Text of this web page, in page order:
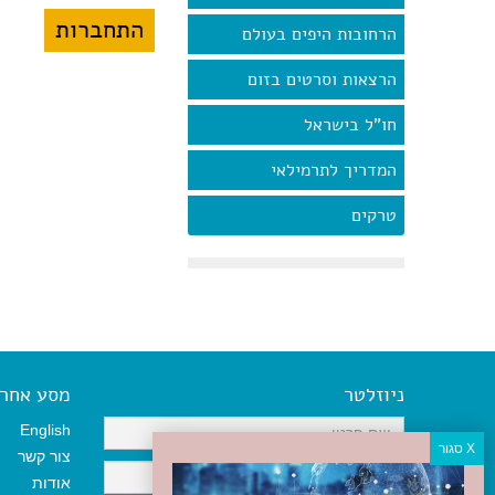
הרחובות היפים בעולם
הרצאות וסרטים בזום
חו"ל בישראל
המדריך לתרמילאי
טרקים
ניוזלטר מסע אחר
English
צור קשר
אודות